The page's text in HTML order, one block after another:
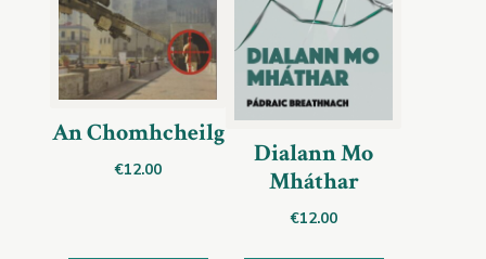
An Chomhcheilg
€12.00
Dialann Mo
Mháthar
€12.00